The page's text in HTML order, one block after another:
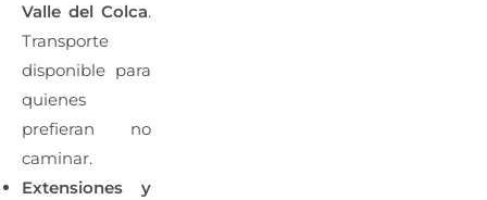
Valle del Colca.
Transporte
disponible para
quienes
prefieran no
caminar.
Extensiones y